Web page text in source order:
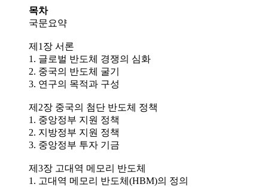
목차
국문요약
제1장 서론
1. 글로벌 반도체 경쟁의 심화
2. 중국의 반도체 굴기
3. 연구의 목적과 구성
제2장 중국의 첨단 반도체 정책
1. 중앙정부 지원 정책
2. 지방정부 지원 정책
3. 중앙정부 투자 기금
제3장 고대역 메모리 반도체
1. 고대역 메모리 반도체(HBM)의 정의